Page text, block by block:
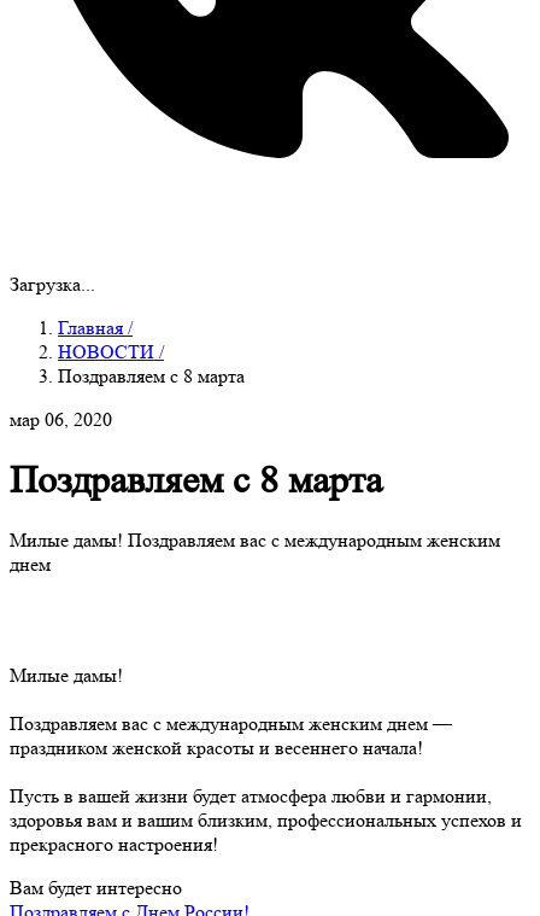
Загрузка...
Главная /
НОВОСТИ /
Поздравляем с 8 марта
мар 06, 2020
Поздравляем с 8 марта
Милые дамы! Поздравляем вас с международным женским
днем
Милые дамы!
Поздравляем вас с международным женским днем —
праздником женской красоты и весеннего начала!
Пусть в вашей жизни будет атмосфера любви и гармонии,
здоровья вам и вашим близким, профессиональных успехов и
прекрасного настроения!
Вам будет интересно